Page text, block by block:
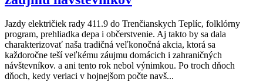
Jazdy električiek rady 411.9 do Trenčianskych Teplíc, folklórny
program, prehliadka depa i občerstvenie. Aj takto by sa dala
charakterizovať naša tradičná veľkonočná akcia, ktorá sa
každoročne teší veľkému záujmu domácich i zahraničných
návštevníkov. a ani tento rok nebol výnimkou. Po troch dňoch
dňoch, kedy veriaci v hojnejšom počte navš...